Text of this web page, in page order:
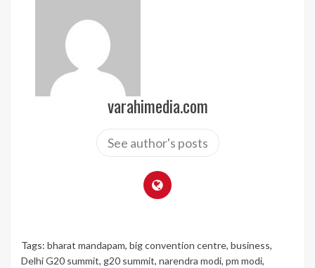
varahimedia.com
See author's posts
Tags: bharat mandapam, big convention centre, business,
Delhi G20 summit, g20 summit, narendra modi, pm modi,